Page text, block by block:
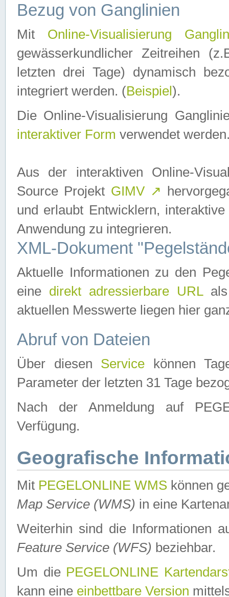
Bezug von Ganglinien
Mit Online-Visualisierung
gewässerkundlicher Zeitreihen
letzten drei Tage) dynamisch
integriert werden. (Beispiel ).
Die Online-Visualisierung
interaktiver Form verwendet
Aus der interaktiven Online-
Source Projekt GIMV ↗
und erlaubt Entwicklern,
Anwendung zu integrieren.
XML-Dokument
Aktuelle Informationen zu den
eine direkt adressierbare URLals
aktuellen Messwerte liegen hier
Abruf von Dateien
Über diesen Service können
Parameter der letzten 31 Tage
Nach der Anmeldung auf
Verfügung.
Geografische
Mit PEGELONLINE WMS können
Map Service (WMS) in eine
Weiterhin sind die Informationen
Feature Service (WFS) beziehbar.
Um die PEGELONLINE
kann eine einbettbare Version